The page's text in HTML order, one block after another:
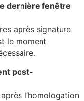
dernière fenêtre
après signature
le moment
post-
l’homologation